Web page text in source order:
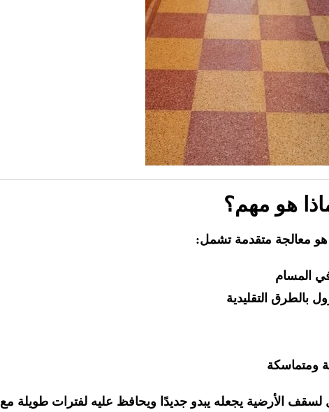
هو مهم؟
معالجة متقدمة تشمل:
في المسام
بالطرق التقليدية
ومتماسكة
لسقف الأرضية يجعله يبدو جديدًا ويحافظ عليه لفترات طويلة مع